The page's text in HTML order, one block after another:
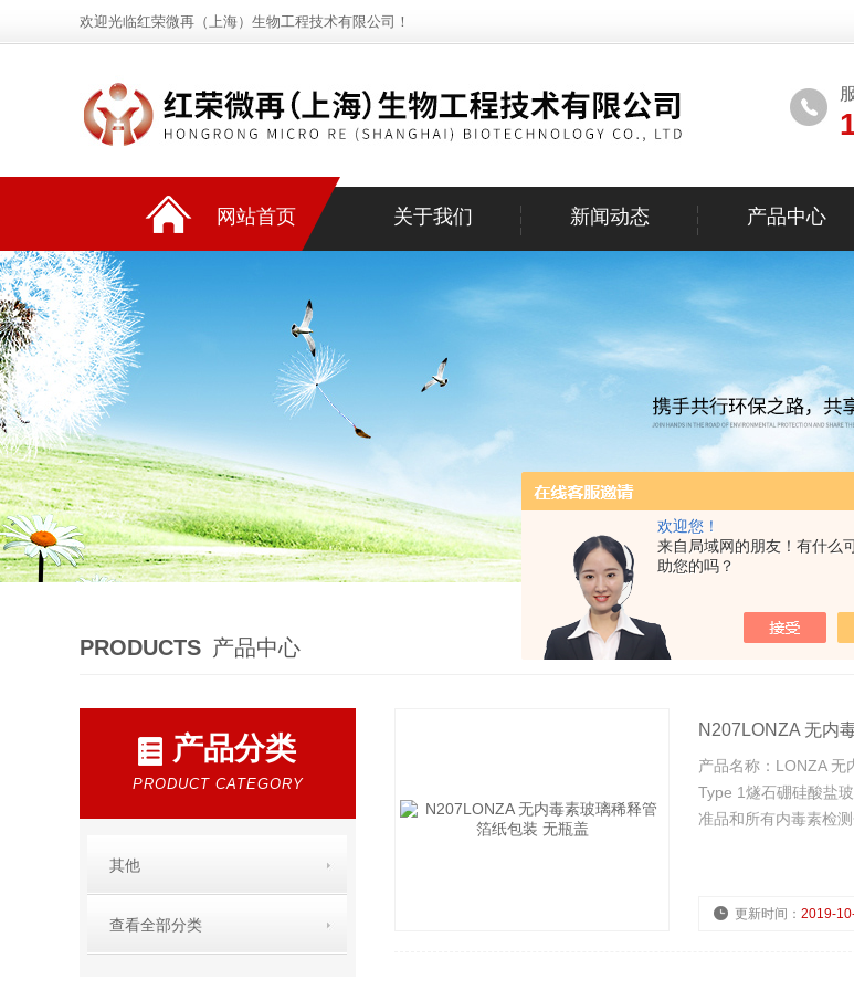
欢迎您！
来自局域网的朋友！有什么
助您的吗？
欢迎光临红荣微再（上海）生物工程技术有限公司！
网站首页 关于我们 新闻动态 产品中心
PRODUCTS 产品中心
产品分类
PRODUCT CATEGORY
其他
查看全部分类
N207LONZA 无内
产品名称：LONZA 无
Type 1燧石硼硅酸盐
准品和所有内毒素检测
更新时间： 2019-